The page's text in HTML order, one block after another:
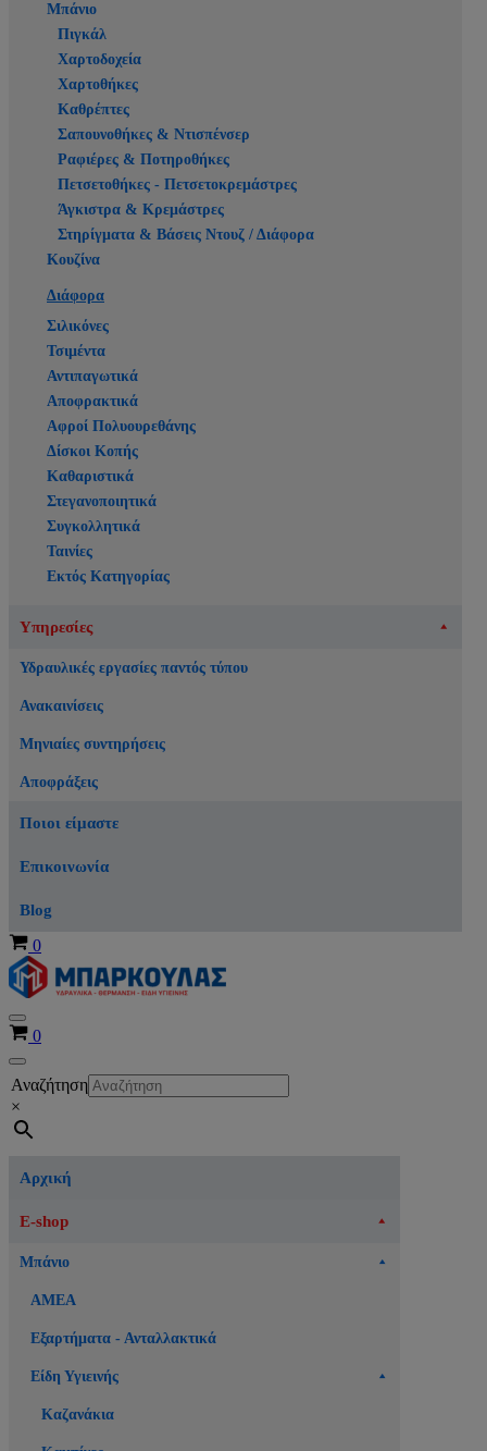
Μπάνιο
Πιγκάλ
Χαρτοδοχεία
Χαρτοθήκες
Καθρέπτες
Σαπουνοθήκες & Ντισπένσερ
Ραφιέρες & Ποτηροθήκες
Πετσετοθήκες - Πετσετοκρεμάστρες
Άγκιστρα & Κρεμάστρες
Στηρίγματα & Βάσεις Ντουζ / Διάφορα
Κουζίνα
Διάφορα
Σιλικόνες
Τσιμέντα
Αντιπαγωτικά
Αποφρακτικά
Αφροί Πολυουρεθάνης
Δίσκοι Κοπής
Καθαριστικά
Στεγανοποιητικά
Συγκολλητικά
Ταινίες
Εκτός Κατηγορίας
Υπηρεσίες
Υδραυλικές εργασίες παντός τύπου
Ανακαινίσεις
Μηνιαίες συντηρήσεις
Αποφράξεις
Ποιοι είμαστε
Επικοινωνία
Blog
Καλάθι
0
Μενού
πλοήγησης
Καλάθι
0
Μενού
πλοήγησης
Αναζήτηση
×
Αρχική
E-shop
Μπάνιο
ΑΜΕΑ
Εξαρτήματα - Ανταλλακτικά
Είδη Υγιεινής
Καζανάκια